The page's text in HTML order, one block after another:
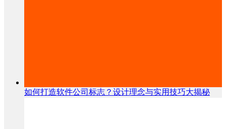
如何打造软件公司标志？设计理念与实用技巧大揭秘